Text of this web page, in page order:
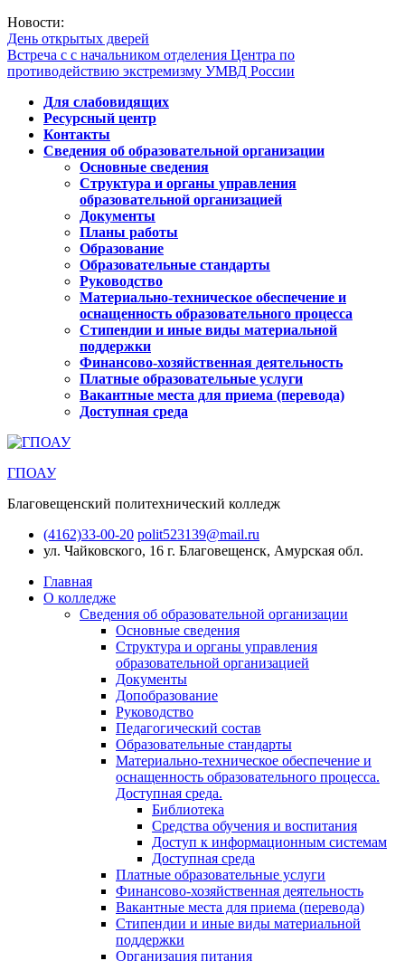
Новости:
День открытых дверей
Встреча с с начальником отделения Центра по
противодействию экстремизму УМВД России
Для слабовидящих
Ресурсный центр
Контакты
Сведения об образовательной организации
Основные сведения
Структура и органы управления
образовательной организацией
Документы
Планы работы
Образование
Образовательные стандарты
Руководство
Материально-техническое обеспечение и
оснащенность образовательного процесса
Стипендии и иные виды материальной
поддержки
Финансово-хозяйственная деятельность
Платные образовательные услуги
Вакантные места для приема (перевода)
Доступная среда
ГПОАУ
Благовещенский политехнический колледж
(4162)33-00-20 polit523139@mail.ru
ул. Чайковского, 16 г. Благовещенск, Амурская обл.
Главная
О колледже
Сведения об образовательной организации
Основные сведения
Структура и органы управления
образовательной организацией
Документы
Допобразование
Руководство
Педагогический состав
Образовательные стандарты
Материально-техническое обеспечение и
оснащенность образовательного процесса.
Доступная среда.
Библиотека
Средства обучения и воспитания
Доступ к информационным системам
Доступная среда
Платные образовательные услуги
Финансово-хозяйственная деятельность
Вакантные места для приема (перевода)
Стипендии и иные виды материальной
поддержки
Организация питания